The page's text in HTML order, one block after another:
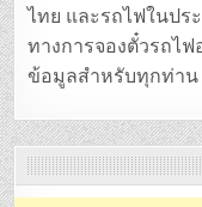
ไทย และรถไฟในปร
ทางการจองตั๋วรถไ
ข้อมูลสำหรับทุกท่าน